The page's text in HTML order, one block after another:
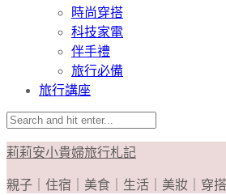
時尚穿搭
科技家電
伴手禮
旅行必備
旅行講座
莉莉安小貴婦旅行札記
親子｜住宿｜美食｜生活｜美妝｜穿